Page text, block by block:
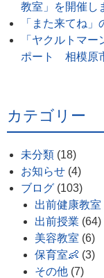
教室」を開催し
「また来てね
「ヤクルトマ
ポート 相模原
カテゴリー
未分類 (18)
お知らせ (4)
ブログ (103)
出前健康教室
出前授業 (64)
美容教室 (6)
保育室👶 (3)
その他 (7)